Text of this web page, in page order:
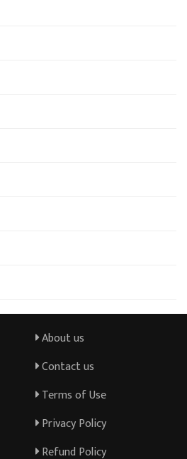
About us
Contact us
Terms of Use
Privacy Policy
Refund Policy